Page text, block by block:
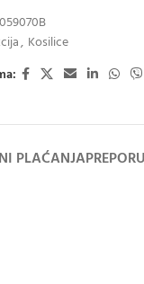
, Kosilice
PLAĆANJA